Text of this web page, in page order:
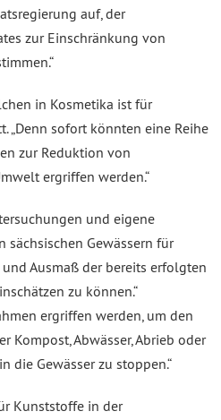
auf, der
zur Einschränkung von
in Kosmetika ist für
„Denn sofort könnten eine Reihe
zur Reduktion von
ergriffen werden.“
und eigene
sächsischen Gewässern für
Ausmaß der bereits erfolgten
zu können.“
ergriffen werden, um den
Kompost, Abwässer, Abrieb oder
die Gewässer zu stoppen.“
Kunststoffe in der